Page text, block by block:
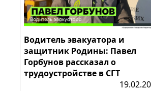
Водитель эвакуатора и
защитник Родины: Павел
Горбунов рассказал о
трудоустройстве в СГТ